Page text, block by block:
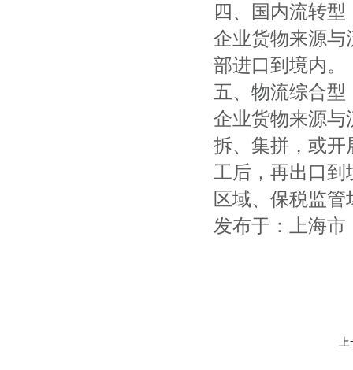
四、国内流转型
企业货物来源与
部进口到境内。
五、物流综合型
企业货物来源与
拆、集拼，或开
工后，再出口到
区域、保税监管
发布于：上海市
上